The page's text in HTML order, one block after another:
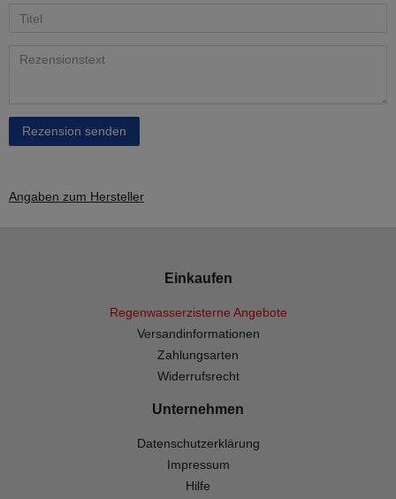
Rezension senden
Angaben zum Hersteller
Einkaufen
Regenwasserzisterne Angebote
Versandinformationen
Zahlungsarten
Widerrufsrecht
Unternehmen
Datenschutzerklärung
Impressum
Hilfe